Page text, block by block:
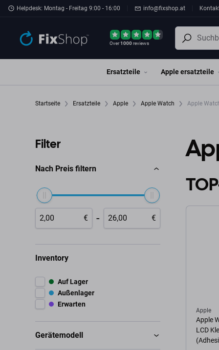
Zum Hauptinhalt springen
Helpdesk: Montag - Freitag 9:00 - 16:00 info@fixshop.at
Over1000reviews
Ersatzteile Apple ersatzteile
Startseite Ersatzteile Apple Apple Watch Apple
Filter
Nach Preis filtern
€ - €
Inventory
Auf Lager
Außenlager
Erwarten
Gerätemodell
Apple
Apple
LCD